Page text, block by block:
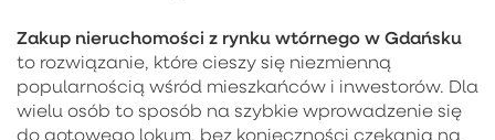
Zakup nieruchomości z rynku wtórnego w Gdańsku
to rozwiązanie, które cieszy się niezmienną
popularnością wśród mieszkańców i inwestorów. Dla
wielu osób to sposób na szybkie wprowadzenie się
do gotowego lokum, bez konieczności czekania na